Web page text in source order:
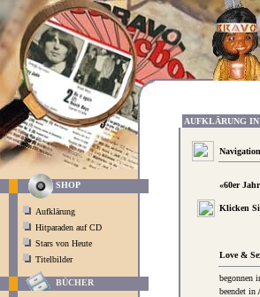
SHOP
Aufklärung
Hitparaden auf CD
Stars von Heute
Titelbilder
BÜCHER
AUFKLÄRUNG IN
Navigation
«60er
Klicken
Love &
begonnen
beendet in